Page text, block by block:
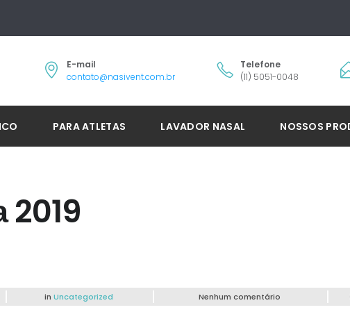
E-mail
contato@nasivent.com.br
Telefone
(11) 5051-0048
PARA ATLETAS LAVADOR NASAL NOSSOS
in Uncategorized Nenhum comentário